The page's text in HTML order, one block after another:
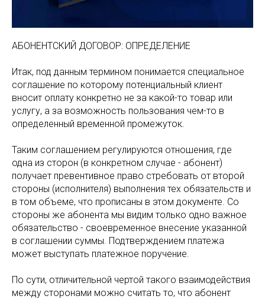
АБОНЕНТСКИЙ ДОГОВОР: ОПРЕДЕЛЕНИЕ
Итак, под данным термином понимается специальное
соглашение по которому потенциальный клиент
вносит оплату конкретно не за какой-то товар или
услугу, а за возможность пользования чем-то в
определенный временной промежуток.
Таким соглашением регулируются отношения, где
одна из сторон (в конкретном случае - абонент)
получает превентивное право стребовать от второй
стороны (исполнителя) выполнения тех обязательств и
в том объеме, что прописаны в этом документе. Со
стороны же абонента мы видим только одно важное
обязательство - своевременное внесение указанной
в соглашении суммы. Подтверждением платежа
может выступать платежное поручение.
По сути, отличительной чертой такого взаимодействия
между сторонами можно считать то, что абонент